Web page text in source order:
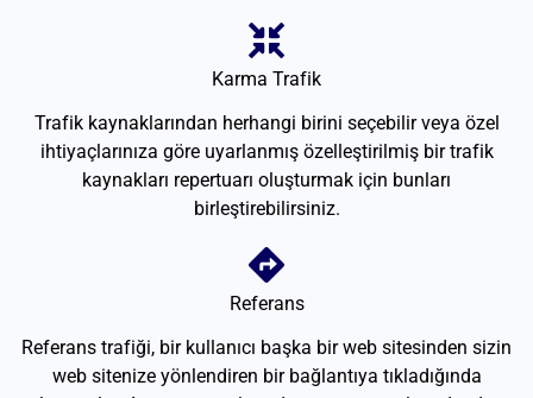
Karma Trafik
Trafik kaynaklarından herhangi birini seçebilir veya özel
ihtiyaçlarınıza göre uyarlanmış özelleştirilmiş bir trafik
kaynakları repertuarı oluşturmak için bunları
birleştirebilirsiniz.
Referans
Referans trafiği, bir kullanıcı başka bir web sitesinden sizin
web sitenize yönlendiren bir bağlantıya tıkladığında